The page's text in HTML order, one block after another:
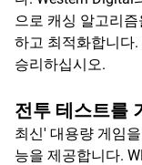
으로 캐싱 알고리
하고 최적화합니다
승리하십시오.
전투 테스트를
최신' 대용량 게임
능을 제공합니다.